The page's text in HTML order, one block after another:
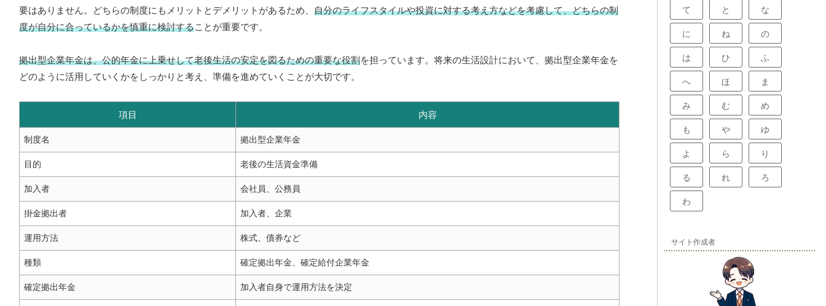
要はありません。どちらの制度にもメリットとデメリットがあるため、 自分のライフスタイルや投資に対する考え方などを考慮して、どちらの制
度が自分に合っているかを慎重に検討することが重要です。
拠出型企業年金は、公的年金に上乗せして老後生活の安定を図るための重要な役割を担っています。将来の生活設計において、拠出型企業年金を
どのように活用していくかをしっかりと考え、準備を進めていくことが大切です。
項目 内容
制度名 拠出型企業年金
目的 老後の生活資金準備
加入者 会社員、公務員
掛金拠出者 加入者、企業
運用方法 株式、債券など
種類 確定拠出年金、確定給付企業年金
確定拠出年金 加入者自身で運用方法を決定
て と な
に ね の
は ひ ふ
へ ほ ま
み む め
も や ゆ
よ ら り
る れ ろ
わ
サイト作成者